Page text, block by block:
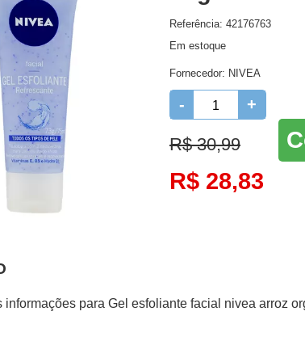
Referência: 42176763
Em estoque
Fornecedor: NIVEA
- +
R$ 30,99
R$ 28,83
informações para Gel esfoliante facial nivea arroz